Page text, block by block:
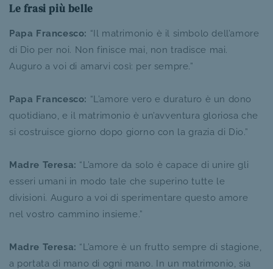
Le frasi più belle
Papa Francesco: “Il matrimonio è il simbolo dell’amore
di Dio per noi. Non finisce mai, non tradisce mai.
Auguro a voi di amarvi così: per sempre.”
Papa Francesco: “L’amore vero e duraturo è un dono
quotidiano, e il matrimonio è un’avventura gloriosa che
si costruisce giorno dopo giorno con la grazia di Dio.”
Madre Teresa: “L’amore da solo è capace di unire gli
esseri umani in modo tale che superino tutte le
divisioni. Auguro a voi di sperimentare questo amore
nel vostro cammino insieme.”
Madre Teresa: “L’amore è un frutto sempre di stagione,
a portata di mano di ogni mano. In un matrimonio, sia